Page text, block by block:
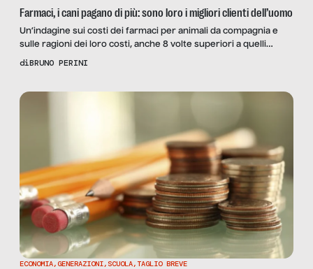
Farmaci, i cani pagano di più: sono loro i migliori clienti dell’uomo
Un’indagine sui costi dei farmaci per animali da compagnia e
sulle ragioni dei loro costi, anche 8 volte superiori a quelli
umani: ne parliamo con la veterinaria Barbara Gallicchio
diBRUNO PERINI
ECONOMIA,GENERAZIONI, SCUOLA,TAGLIO BREVE